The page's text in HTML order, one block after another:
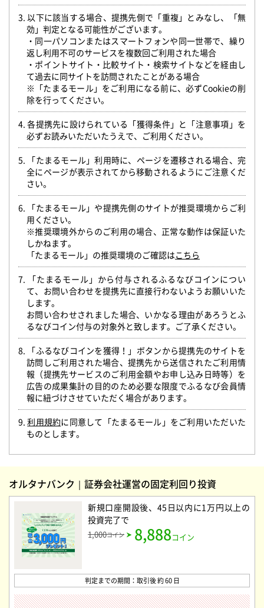
3. 以下に該当する場合、提携先側で「重複」とみなし、「無
効」判定となる可能性がございます。
・同一パソコンまたはスマートフォンや同一世帯で、繰り
返し利用不可のサービスを複数回ご利用された場合
・ポイントサイト・比較サイト・検索サイトなどを経由し
て過去に同サイトを訪問されたことがある場合
※「たまるモール」をご利用になる前に、必ずCookieの削
除を行ってください。
4. 各提携先に設けられている「獲得条件」と「注意事項」を
必ずお読みいただいたうえで、ご利用ください。
5. 「たまるモール」利用時に、ページを遷移される場合、完
全にページが表示されてから移動されるようにご注意くだ
さい。
6. 「たまるモール」や提携先側のサイトが推奨環境からご利
用ください。
※推奨環境外からのご利用の場合、正常な動作は保証いた
しかねます。
「たまるモール」の推奨環境のご確認はこちら
7. 「たまるモール」から付与されるふるなびコインについ
て、お問い合わせを提携先に直接行わないようお願いいた
します。
お問い合わせされました場合、いかなる理由があろうとふ
るなびコイン付与の対象外と致します。ご了承ください。
8. 「ふるなびコインを獲得！」ボタンから提携先のサイトを
訪問しご利用された場合、提携先から送信されたご利用情
報（提携先サービスのご利用金額やお申し込み日時等）を
広告の成果集計の目的のため必要な限度でふるなび会員情
報に紐づけさせていただく場合があります。
9.利用規約に同意して「たまるモール」をご利用いただいた
ものとします。
オルタナバンク｜証券会社運営の固定利回り投資
新規口座開設後、45日以内に1万円以上の
投資完了で
1,000コイン 8,888コイン
判定までの期間：取引後 約 60 日